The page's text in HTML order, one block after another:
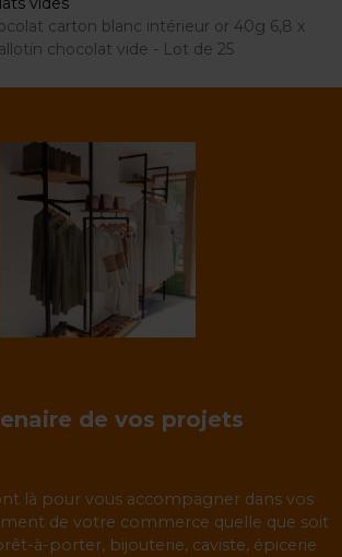
carton blanc intérieur or 40g 6,8 x
chocolat vide - Lot de 25
de vos projets
là pour vous accompagner dans vos
de votre commerce quelle que soit
à-porter, bijouterie, caviste, épicerie